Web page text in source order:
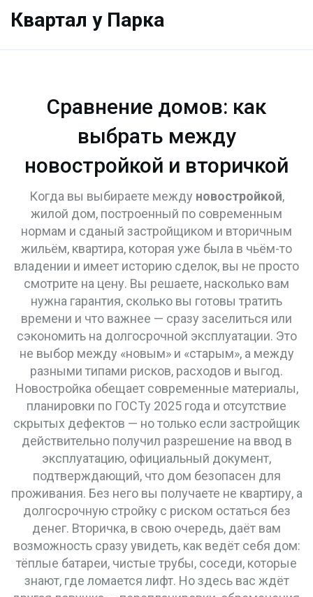
Квартал у Парка
Сравнение домов: как
выбрать между
новостройкой и вторичкой
Когда вы выбираете между новостройкой,
жилой дом, построенный по современным
нормам и сданый застройщиком и вторичным
жильём, квартира, которая уже была в чьём-то
владении и имеет историю сделок, вы не просто
смотрите на цену. Вы решаете, насколько вам
нужна гарантия, сколько вы готовы тратить
времени и что важнее — сразу заселиться или
сэкономить на долгосрочной эксплуатации. Это
не выбор между «новым» и «старым», а между
разными типами рисков, расходов и выгод.
Новостройка обещает современные материалы,
планировки по ГОСТу 2025 года и отсутствие
скрытых дефектов — но только если застройщик
действительно получил разрешение на ввод в
эксплуатацию, официальный документ,
подтверждающий, что дом безопасен для
проживания. Без него вы получаете не квартиру, а
долгосрочную стройку с риском остаться без
денег. Вторичка, в свою очередь, даёт вам
возможность сразу увидеть, как ведёт себя дом:
тёплые батареи, чистые трубы, соседи, которые
знают, где ломается лифт. Но здесь вас ждёт